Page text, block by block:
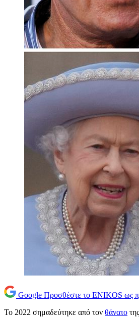
Google Προσθέστε το ENIKOS ως
Το 2022 σημαδεύτηκε από τον θάνατο της